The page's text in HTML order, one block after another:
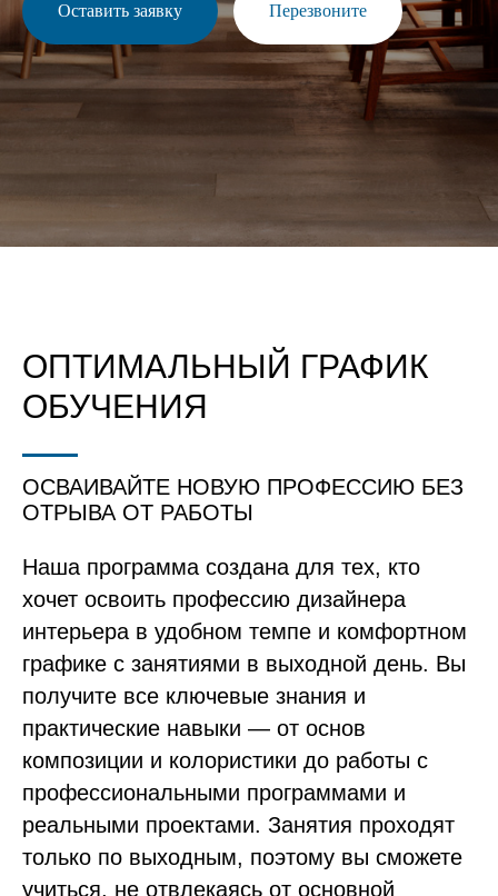
Оставить заявку Перезвоните
ОПТИМАЛЬНЫЙ ГРАФИК
ОБУЧЕНИЯ
ОСВАИВАЙТЕ НОВУЮ ПРОФЕССИЮ БЕЗ
ОТРЫВА ОТ РАБОТЫ
Наша программа создана для тех, кто
хочет освоить профессию дизайнера
интерьера в удобном темпе и комфортном
графике с занятиями в выходной день. Вы
получите все ключевые знания и
практические навыки — от основ
композиции и колористики до работы с
профессиональными программами и
реальными проектами. Занятия проходят
только по выходным, поэтому вы сможете
учиться, не отвлекаясь от основной